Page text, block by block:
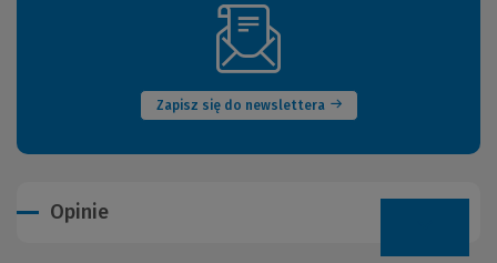
Zapisz się do newslettera
(Nowe
okno)
Opinie